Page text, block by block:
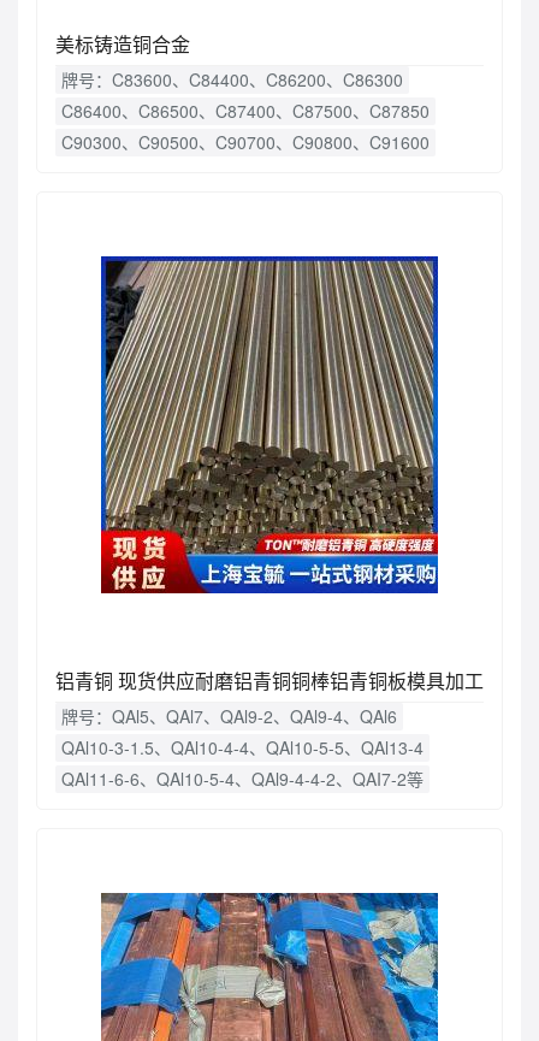
美标铸造铜合金
牌号：C83600、C84400、C86200、C86300
C86400、C86500、C87400、C87500、C87850
C90300、C90500、C90700、C90800、C91600
铝青铜 现货供应耐磨铝青铜铜棒铝青铜板模具加工
牌号：QAl5、QAl7、QAl9-2、QAl9-4、QAl6
QAl10-3-1.5、QAl10-4-4、QAl10-5-5、QAl13-4
QAl11-6-6、QAl10-5-4、QAl9-4-4-2、QAI7-2等